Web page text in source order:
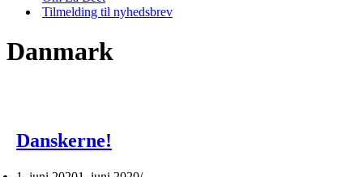
Tilmelding til nyhedsbrev
Danmark
Danskerne!